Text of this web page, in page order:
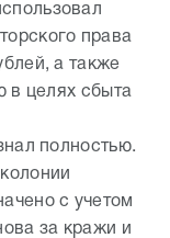
права
а также
в целях сбыта
полностью.
с учетом
за кражи и